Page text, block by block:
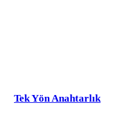
Tek Yön Anahtarlık